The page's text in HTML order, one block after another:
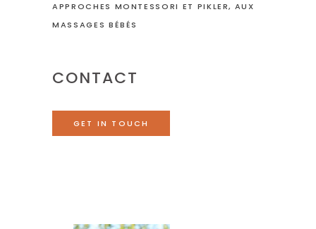
APPROCHES MONTESSORI ET PIKLER, AUX
MASSAGES BÉBÉS
CONTACT
GET IN TOUCH